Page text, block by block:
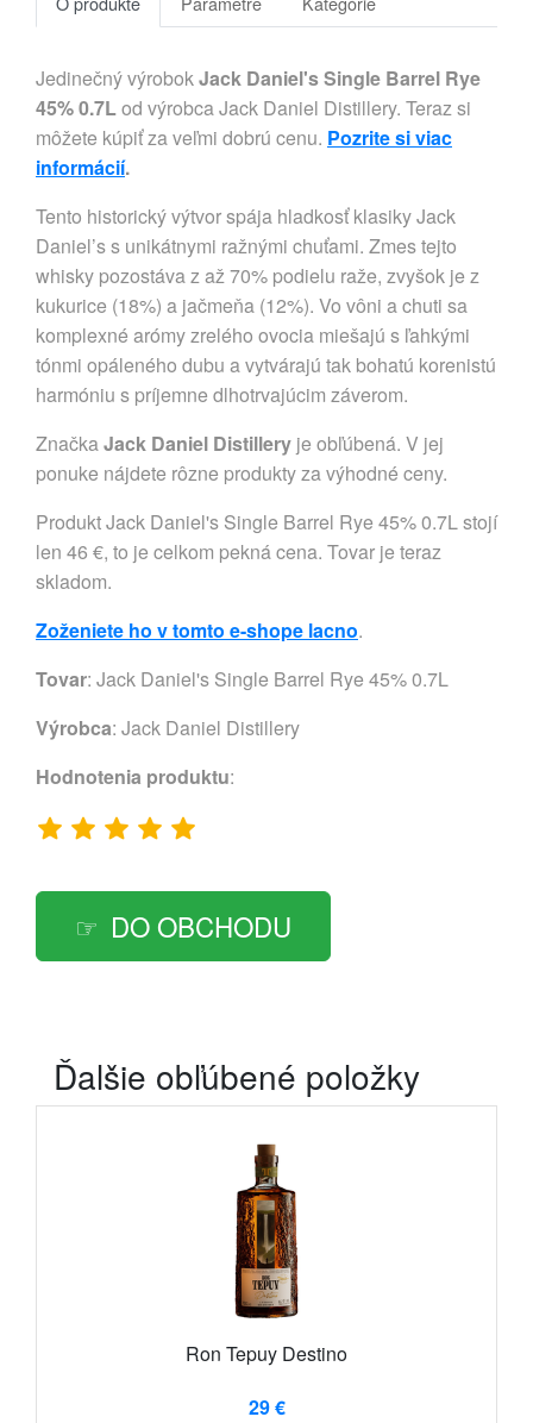
Jedinečný výrobokJack Daniel's Single Barrel Rye
45% 0.7Lod výrobca Jack Daniel Distillery. Teraz si
môžete kúpiť za veľmi dobrú cenu. Pozrite si viac
informácií.
Tento historický výtvor spája hladkosť klasiky Jack
Daniel’s s unikátnymi ražnými chuťami. Zmes tejto
whisky pozostáva z až 70% podielu raže, zvyšok je z
kukurice (18%) a jačmeňa (12%). Vo vôni a chuti sa
komplexné arómy zrelého ovocia miešajú s ľahkými
tónmi opáleného dubu a vytvárajú tak bohatú korenistú
harmóniu s príjemne dlhotrvajúcim záverom.
ZnačkaJack Daniel Distillery je obľúbená. V jej
ponuke nájdete rôzne produkty za výhodné ceny.
Produkt Jack Daniel's Single Barrel Rye 45% 0.7L stojí
len 46 €, to je celkom pekná cena. Tovar je teraz
skladom.
Zoženiete ho v tomto e-shope lacno.
Tovar: Jack Daniel's Single Barrel Rye 45% 0.7L
Výrobca: Jack Daniel Distillery
Hodnotenia produktu:
DO OBCHODU
Ďalšie obľúbené položky
Ron Tepuy Destino
29 €